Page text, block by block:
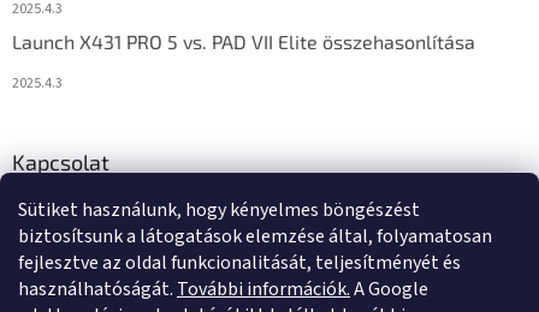
Sütiket használunk, hogy kényelmes böngészést
biztosítsunk a látogatások elemzése által, folyamatosan
fejlesztve az oldal funkcionalitását, teljesítményét és
használhatóságát. További információk.A Google
2025.4.3
Launch X431 PRO 5 vs. PAD VII Elite összehasonlítása
2025.4.3
Kapcsolat
info@diagstore.hu